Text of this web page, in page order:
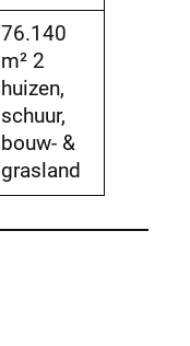
76.140
m² 2
huizen,
schuur,
bouw- &
grasland